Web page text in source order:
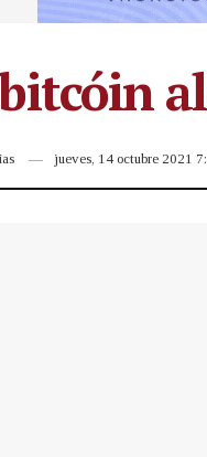
jueves, 14 octubre 2021